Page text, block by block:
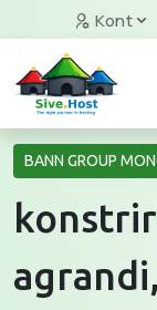
Kont
BANN GROUP